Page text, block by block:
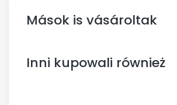
Mások is vásároltak
Inni kupowali również